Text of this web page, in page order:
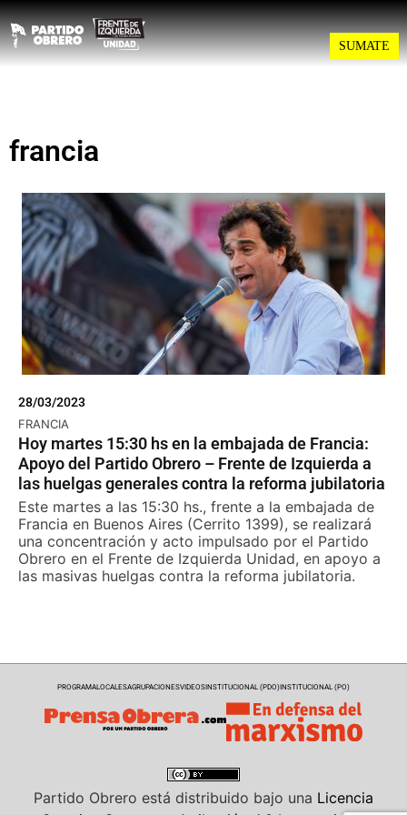
SUMATE
francia
28/03/2023
FRANCIA
Hoy martes 15:30 hs en la embajada de Francia:
Apoyo del Partido Obrero – Frente de Izquierda a
las huelgas generales contra la reforma jubilatoria
Este martes a las 15:30 hs., frente a la embajada de
Francia en Buenos Aires (Cerrito 1399), se realizará
una concentración y acto impulsado por el Partido
Obrero en el Frente de Izquierda Unidad, en apoyo a
las masivas huelgas contra la reforma jubilatoria.
PROGRAMALOCALESAGRUPACIONESVIDEOSINSTITUCIONAL (PDO)INSTITUCIONAL (PO)
Partido Obrero está distribuido bajo una Licencia